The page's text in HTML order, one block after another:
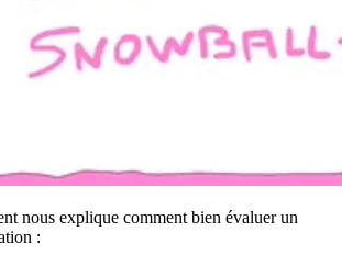
nous explique comment bien évaluer un
: